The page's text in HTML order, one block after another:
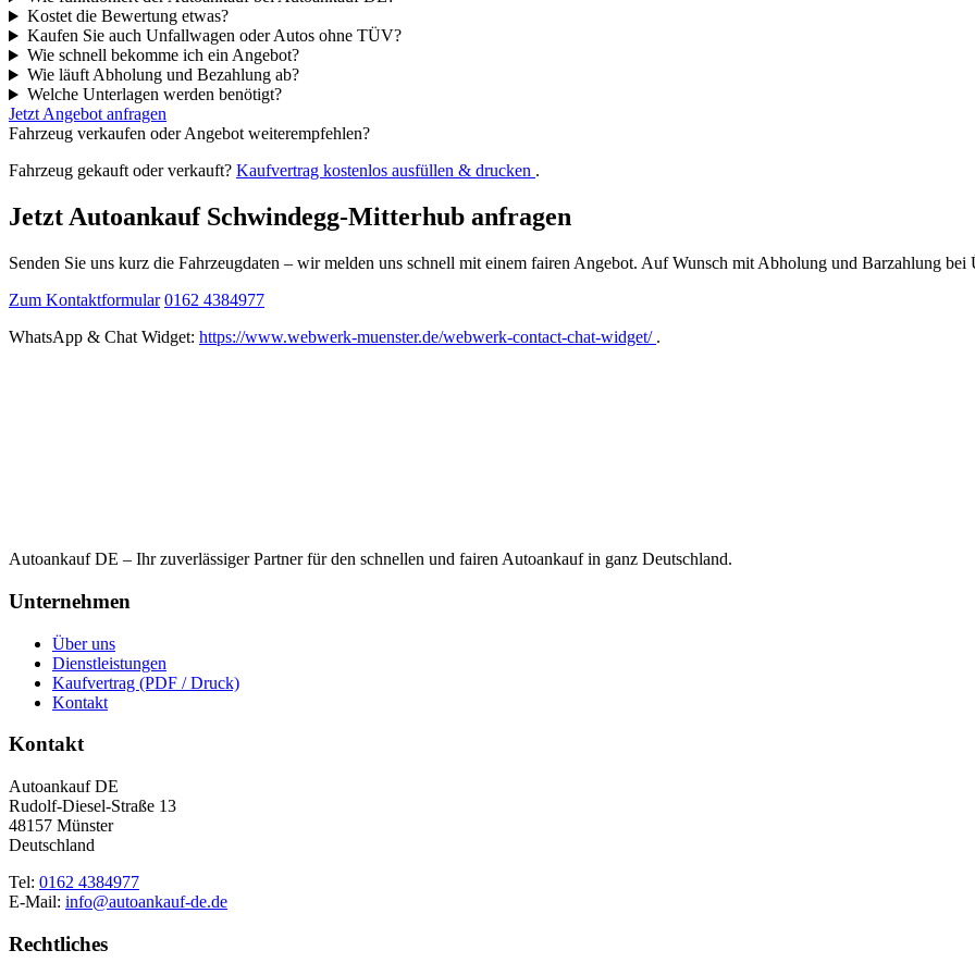
Kostet die Bewertung etwas?
Kaufen Sie auch Unfallwagen oder Autos ohne TÜV?
Wie schnell bekomme ich ein Angebot?
Wie läuft Abholung und Bezahlung ab?
Welche Unterlagen werden benötigt?
Jetzt Angebot anfragen
Fahrzeug verkaufen oder Angebot weiterempfehlen?
Fahrzeug gekauft oder verkauft? Kaufvertrag kostenlos ausfüllen & drucken .
Jetzt Autoankauf Schwindegg-Mitterhub anfragen
Senden Sie uns kurz die Fahrzeugdaten – wir melden uns schnell mit einem fairen Angebot. Auf Wunsch mit Abholung und Barzahlung bei
Zum Kontaktformular 0162 4384977
WhatsApp & Chat Widget: https://www.webwerk-muenster.de/webwerk-contact-chat-widget/ .
Autoankauf DE – Ihr zuverlässiger Partner für den schnellen und fairen Autoankauf in ganz Deutschland.
Unternehmen
Über uns
Dienstleistungen
Kaufvertrag (PDF / Druck)
Kontakt
Kontakt
Autoankauf DE
Rudolf-Diesel-Straße 13
48157 Münster
Deutschland
Tel: 0162 4384977
E-Mail: info@autoankauf-de.de
Rechtliches